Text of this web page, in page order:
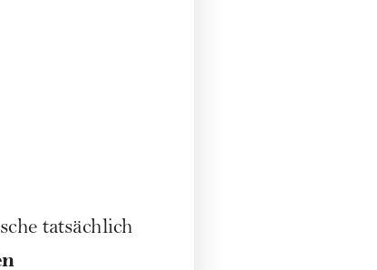
tatsächlich